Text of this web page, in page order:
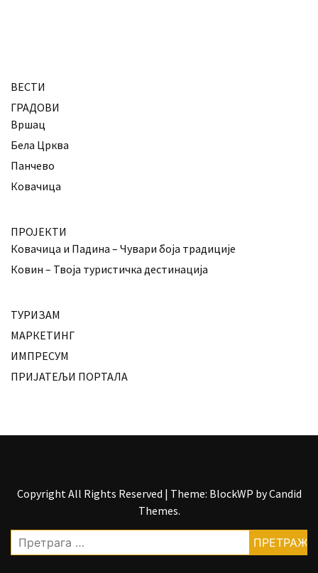
ВЕСТИ
ГРАДОВИ
Вршац
Бела Црква
Панчево
Ковачица
ПРОЈЕКТИ
Ковачица и Падина – Чувари боја традиције
Ковин – Твоја туристичка дестинација
ТУРИЗАМ
МАРКЕТИНГ
ИМПРЕСУМ
ПРИЈАТЕЉИ ПОРТАЛА
Copyright All Rights Reserved | Theme: BlockWP byCandid
Themes.
Претрага
за: